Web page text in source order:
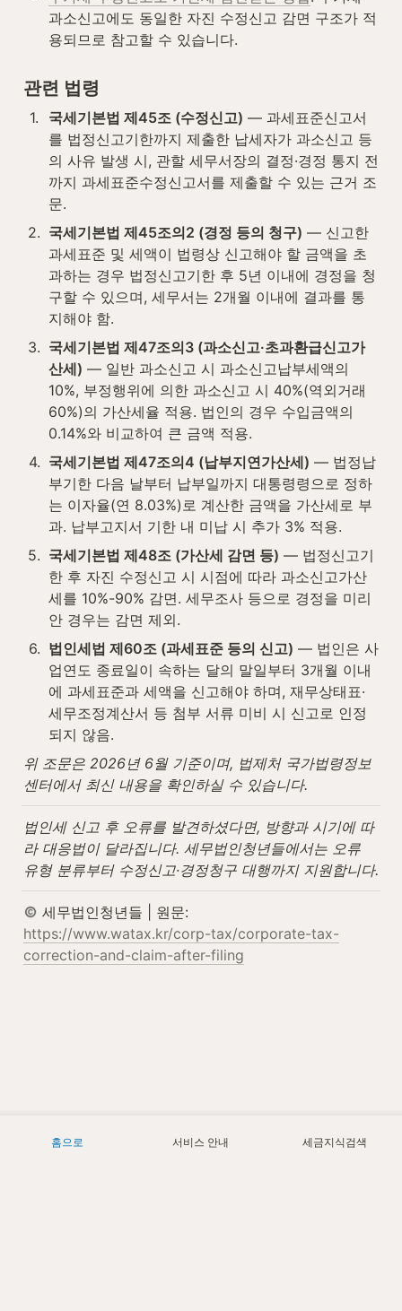
과소신고에도 동일한 자진 수정신고 감면 구조가 적
용되므로 참고할 수 있습니다.
관련 법령
1. 국세기본법 제45조 (수정신고) — 과세표준신고서
를 법정신고기한까지 제출한 납세자가 과소신고 등
의 사유 발생 시, 관할 세무서장의 결정·경정 통지 전
까지 과세표준수정신고서를 제출할 수 있는 근거 조
문.
2. 국세기본법 제45조의2 (경정 등의 청구) — 신고한
과세표준 및 세액이 법령상 신고해야 할 금액을 초
과하는 경우 법정신고기한 후 5년 이내에 경정을 청
구할 수 있으며, 세무서는 2개월 이내에 결과를 통
지해야 함.
3. 국세기본법 제47조의3 (과소신고·초과환급신고가
산세) — 일반 과소신고 시 과소신고납부세액의
10%, 부정행위에 의한 과소신고 시 40%(역외거래
60%)의 가산세율 적용. 법인의 경우 수입금액의
0.14%와 비교하여 큰 금액 적용.
4. 국세기본법 제47조의4 (납부지연가산세) — 법정납
부기한 다음 날부터 납부일까지 대통령령으로 정하
는 이자율(연 8.03%)로 계산한 금액을 가산세로 부
과. 납부고지서 기한 내 미납 시 추가 3% 적용.
5. 국세기본법 제48조 (가산세 감면 등) — 법정신고기
한 후 자진 수정신고 시 시점에 따라 과소신고가산
세를 10%-90% 감면. 세무조사 등으로 경정을 미리
안 경우는 감면 제외.
6. 법인세법 제60조 (과세표준 등의 신고) — 법인은 사
업연도 종료일이 속하는 달의 말일부터 3개월 이내
에 과세표준과 세액을 신고해야 하며, 재무상태표·
세무조정계산서 등 첨부 서류 미비 시 신고로 인정
되지 않음.
위 조문은 2026년 6월 기준이며, 법제처 국가법령정보
센터에서 최신 내용을 확인하실 수 있습니다.
법인세 신고 후 오류를 발견하셨다면, 방향과 시기에 따
라 대응법이 달라집니다. 세무법인청년들에서는 오류
유형 분류부터 수정신고·경정청구 대행까지 지원합니다.
https://www.watax.kr/corp-tax/corporate-tax-
correction-and-claim-after-filing
홈으로 서비스 안내 세금지식검색